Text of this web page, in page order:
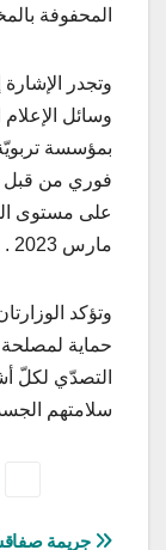
المحفوفة
وتجدر
وسائل
بمؤسسة
فوري من قبل
مارس 2023 .
وتؤكد
حماية
التصدّي لكلّ
سلامتهم
جريمة